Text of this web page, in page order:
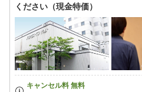
ください（現金特価）